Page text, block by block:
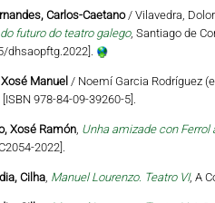
Carlos-Caetano/ Vilavedra,
futuro do teatro galego, Santiago de
dhsaopftg.2022].
Manuel / Noemí Garcia Rodríguez
978-84-09-39260-5].
Xosé Ramón, Unha amizade con Ferrol
2022].
Cilha, Manuel Lourenzo. Teatro VI, A